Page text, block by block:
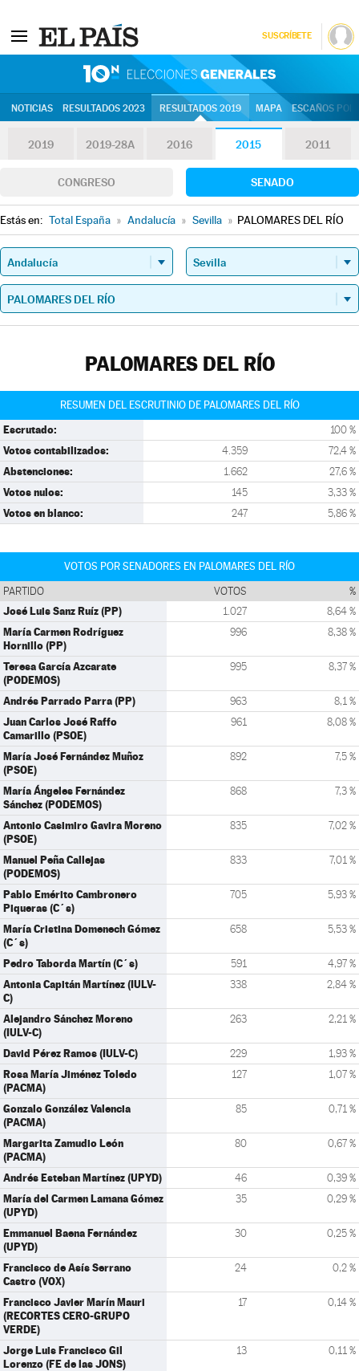
SUSCRÍBETE
NOTICIAS RESULTADOS 2023 RESULTADOS 2019 MAPA ESCAÑOS
2019 2019-28A 2016 2015 2011
CONGRESO SENADO
Estás en: Total España » Andalucía » Sevilla » PALOMARES DEL RÍO
PALOMARES DEL RÍO
RESUMEN DEL ESCRUTINIO DE PALOMARES DEL RÍO
Escrutado: 100 %
Votos contabilizados: 4.359 72,4 %
Abstenciones: 1.662 27,6 %
Votos nulos: 145 3,33 %
Votos en blanco: 247 5,86 %
VOTOS POR SENADORES EN PALOMARES DEL RÍO
PARTIDO VOTOS %
José Luis Sanz Ruíz (PP) 1.027 8,64 %
María Carmen Rodríguez
Hornillo (PP)
996 8,38 %
Teresa García Azcarate
(PODEMOS)
995 8,37 %
Andrés Parrado Parra (PP) 963 8,1 %
Juan Carlos José Raffo
Camarillo (PSOE)
961 8,08 %
María José Fernández Muñoz
(PSOE)
892 7,5 %
María Ángeles Fernández
Sánchez (PODEMOS)
868 7,3 %
Antonio Casimiro Gavira Moreno
(PSOE)
835 7,02 %
Manuel Peña Callejas
(PODEMOS)
833 7,01 %
Pablo Emérito Cambronero
Piqueras (C´s)
705 5,93 %
María Cristina Domenech Gómez
(C´s)
658 5,53 %
Pedro Taborda Martín (C´s) 591 4,97 %
Antonia Capitán Martínez (IULV-
C)
338 2,84 %
Alejandro Sánchez Moreno
(IULV-C)
263 2,21 %
David Pérez Ramos (IULV-C) 229 1,93 %
Rosa María Jiménez Toledo
(PACMA)
127 1,07 %
Gonzalo González Valencia
(PACMA)
85 0,71 %
Margarita Zamudio León
(PACMA)
80 0,67 %
Andrés Esteban Martínez (UPYD) 46 0,39 %
María del Carmen Lamana Gómez
(UPYD)
35 0,29 %
Emmanuel Baena Fernández
(UPYD)
30 0,25 %
Francisco de Asís Serrano
Castro (VOX)
24 0,2 %
Francisco Javier Marín Mauri
(RECORTES CERO-GRUPO
VERDE)
17 0,14 %
Jorge Luis Francisco Gil
Lorenzo (FE de las JONS)
13 0,11 %